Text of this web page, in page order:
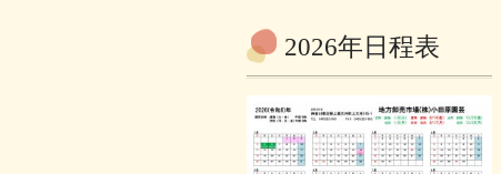
2026年日程表